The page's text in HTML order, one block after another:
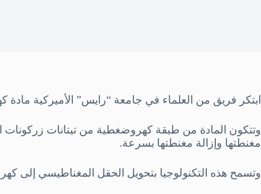
ابتكر فريق من العلماء في جامعة “رايس” الأميركية
وتتكون المادة من طبقة كهروضغطية من تيتانات
مغنطتها وإزالة مغنطتها بسرعة.
وتسمح هذه التكنولوجيا بتحويل الحقل المغناطيسي إلى كهربائي بسرعة أعلى بـ120